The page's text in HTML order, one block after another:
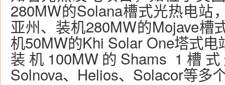
280MW的Solana槽式光热电站
亚州、装机280MW的Mojave槽
机50MW的Khi Solar One塔式电
装机100MW的Shams 1槽
Solnova、Helios、Solacor等多